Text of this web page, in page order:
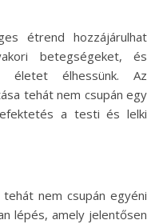
étrend hozzájárulhat
betegségeket, és
életet élhessünk. Az
tehát nem csupán egy
a testi és lelki
nem csupán egyéni
lépés, amely jelentősen